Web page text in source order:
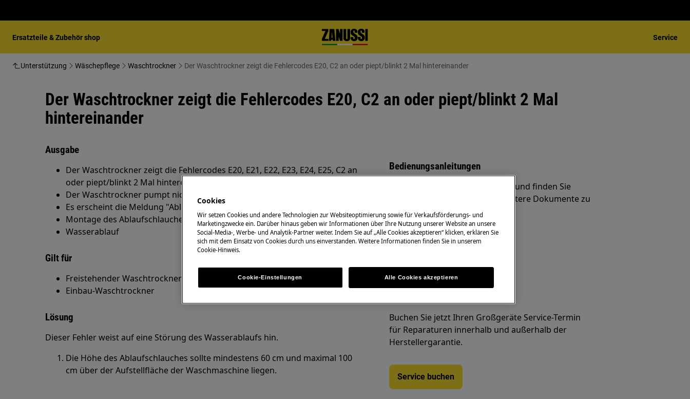
Ersatzteile & Zubehör shop Service
Unterstützung Wäschepflege Waschtrockner Der Waschtrockner zeigt die Fehlercodes E20, C2 an oder piept/blinkt 2 Mal hintereinander
Der Waschtrockner zeigt die Fehlercodes E20, C2 an oder piept/blinkt 2 Mal
hintereinander
Ausgabe
Der Waschtrockner zeigt die Fehlercodes E20, E21, E22, E23, E24, E25, C2 an
oder piept/blinkt 2 Mal hintereinander
Der Waschtrockner pumpt nicht ab
Es erscheint die Meldung "Ablauf kontrollieren"
Montage des Ablaufschlauches, Mindesthöhe des Ablaufs
Wasserablauf
Gilt für
Freistehender Waschtrockner
Einbau-Waschtrockner
Lösung
Dieser Fehler weist auf eine Störung des Wasserablaufs hin.
Die Höhe des Ablaufschlauches sollte mindestens 60 cm und maximal 100
cm über der Aufstellfläche der Waschmaschine liegen.
Bedienungsanleitungen
Lösen Sie selbständig Probleme und finden Sie
Bedienungsanleitungen und weitere Dokumente zu
Ihrem Produkt.
Finde die Anleitung
Buchen Sie jetzt Ihren Großgeräte Service-Termin
für Reparaturen innerhalb und außerhalb der
Herstellergarantie.
Service buchen
Cookies
Wir setzen Cookies und andere Technologien zur Websiteoptimierung sowie für Verkaufsförderungs- und
Marketingzwecke ein. Darüber hinaus geben wir Informationen über Ihre Nutzung unserer Website an unsere
Social-Media-, Werbe- und Analytik-Partner weiter. Indem Sie auf „Alle Cookies akzeptieren“ klicken, erklären Sie
sich mit dem Einsatz von Cookies durch uns einverstanden. Weitere Informationen finden Sie in unserem
Cookie-Hinweis.
Cookie-Einstellungen Alle Cookies akzeptieren